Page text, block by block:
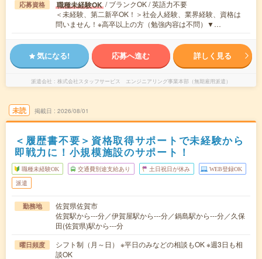
応募資格 職種未経験OK / ブランクOK / 英語力不要
＜未経験、第二新卒OK！＞社会人経験、業界経験、資格は
問いません！※高卒以上の方（勉強内容は不問）▼…
気になる! 応募へ進む 詳しく見る
派遣会社 株式会社スタッフサービス エンジニアリング事業本部（無期雇用派遣）
未読 掲載日 2026/08/01
＜履歴書不要＞資格取得サポートで未経験から
即戦力に！小規模施設のサポート！
職種未経験OK 交通費別途支給あり 土日祝日が休み WEB登録OK
派遣
勤務地
佐賀県佐賀市
佐賀駅から---分／伊賀屋駅から---分／鍋島駅から---分／久保
田(佐賀県)駅から---分
曜日頻度
シフト制（月～日） ※平日のみなどの相談もOK ※週3日も相
談OK